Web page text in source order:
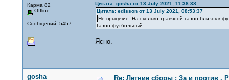
Карма 82
Offline
Сообщений: 5457
Цитата: gosha от 13 July 2021, 11:38:38
Цитата: edisson от 13 July 2021, 08:53:37
Не прыгучие. На сколько травяной газон близок к
Газон футбольный.
Ясно.
gosha Re: Летние сборы : За и против .